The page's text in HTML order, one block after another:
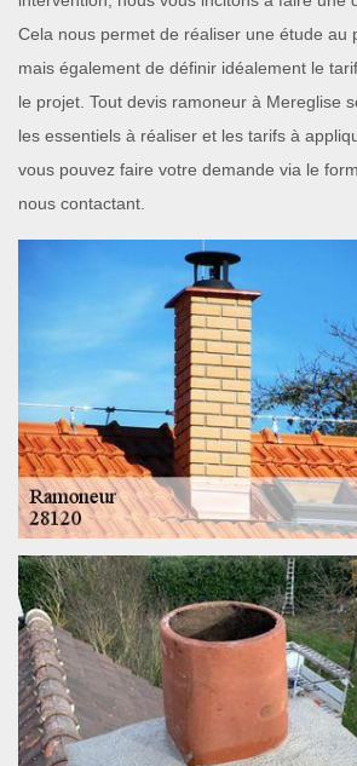
Cela nous permet de réaliser une étude au
mais également de définir idéalement le
le projet. Tout devis ramoneur à Mereglise
les essentiels à réaliser et les tarifs à
vous pouvez faire votre demande via le
nous contactant.